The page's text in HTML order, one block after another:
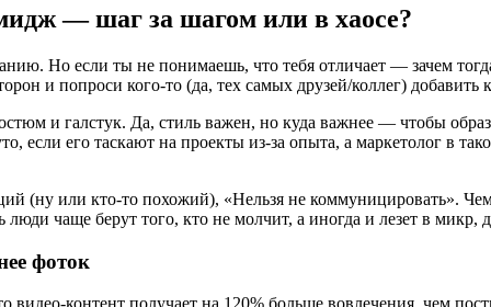
— шаг за шагом или в хаосе?
Но если ты не понимаешь, что тебя отличает — зачем
и попроси кого-то (да, тех самых друзей/коллег) добавить
и галстук. Да, стиль важен, но куда важнее — чтобы
его таскают на проекты из-за опыта, а маркетолог в
(ну или кто-то похожий), «Нельзя не коммуницировать».
чаще берут того, кто не молчит, а иногда и лезет в
фоток